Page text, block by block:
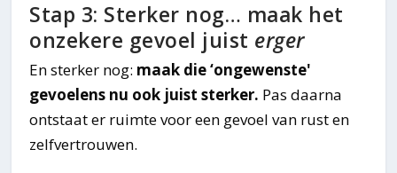
Stap 3: Sterker nog… maak het
onzekere gevoel juist erger
En sterker nog: maak die ‘ongewenste'
gevoelens nu ook juist sterker. Pas daarna
ontstaat er ruimte voor een gevoel van rust en
zelfvertrouwen.